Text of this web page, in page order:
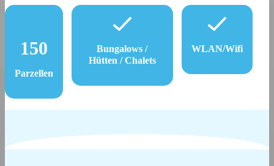
150
Parzellen
Bungalows /
Hütten / Chalets
WLAN/Wifi